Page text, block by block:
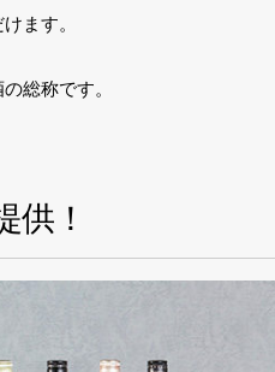
ます。
総称です。
供！